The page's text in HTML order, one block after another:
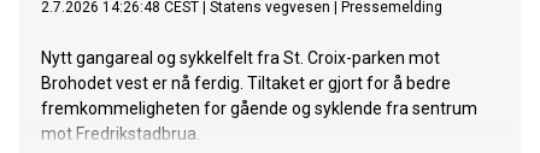
2.7.2026 14:26:48 CEST Statens vegvesen Pressemelding
Nytt gangareal og sykkelfelt fra St. Croix-parken mot
Brohodet vest er nå ferdig. Tiltaket er gjort for å bedre
fremkommeligheten for gående og syklende fra sentrum
mot Fredrikstadbrua.